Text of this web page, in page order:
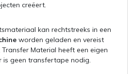
creëert.
kan rechtstreeks in een
worden geladen en vereist
Material heeft een eigen
is geen transfertape nodig.